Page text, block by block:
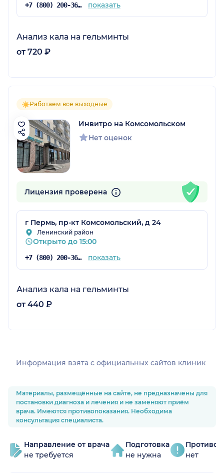
+7 (800) 200-36-30 показать
Анализ кала на гельминты
от 720 ₽
Работаем все выходные
Инвитро на Комсомольском
Нет оценок
Лицензия проверена
г Пермь, пр-кт Комсомольский, д 24
Ленинский район
Открыто до 15:00
+7 (800) 200-36-30 показать
Анализ кала на гельминты
от 440 ₽
Информация взята c официальных сайтов клиник
Материалы, размещённые на сайте, не предназначены для
постановки диагноза и лечения и не заменяют приём
врача. Имеются противопоказания. Необходима
консультация специалиста.
Направление от врача
не требуется
Подготовка
не нужна
нет